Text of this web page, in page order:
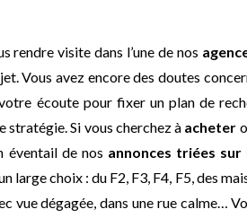
rendre visite dans l’une de nos
Vous avez encore des doutes
écoute pour fixer un plan de
stratégie. Si vous cherchez à acheter
éventail de nos annonces triées
choix : du F2, F3, F4, F5, des
vue dégagée, dans une rue calme…